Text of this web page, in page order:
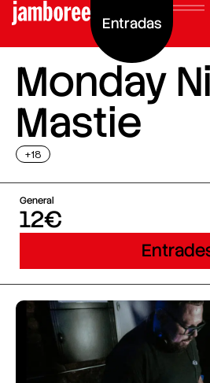
Entradas
Monday
Mastie
+18
General
12€